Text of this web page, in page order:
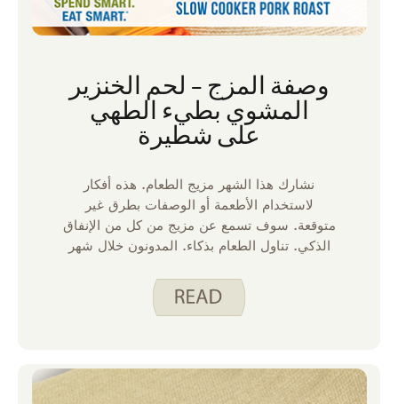
وصفة المزج – لحم الخنزير
المشوي بطيء الطهي
على شطيرة
نشارك هذا الشهر مزيج الطعام. هذه أفكار
لاستخدام الأطعمة أو الوصفات بطرق غير
متوقعة. سوف تسمع عن مزيج من كل من الإنفاق
الذكي. تناول الطعام بذكاء. المدونون خلال شهر
الطبخ اللذيذ؟ هذه واحدة من وصفاتي المفضلة
على موقعنا. إنه غني ولذيذ وله نكهات حمضيات